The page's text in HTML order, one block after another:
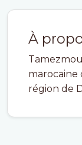
À
marocaine
région de